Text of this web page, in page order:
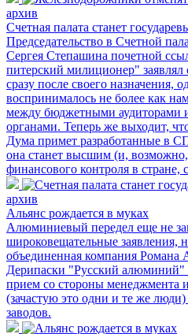
архив
Счетная палата станет
Председательство в Счетной
Сергея Степашина почетной
питерский милиционер"
сразу после своего назначения,
воспринималось не более как
между бюджетными аудиторами
органами. Теперь же выходит,
Дума примет разработанные в
она станет высшим (и,
финансового контроля в
архив
Альянс рождается в муках
Алюминиевый передел еще не
широковещательные заявления,
объединенная компания Романа
Дерипаски "Русский алюминий"
прием со стороны менеджмента
(зачастую это одни и те же
заводов.